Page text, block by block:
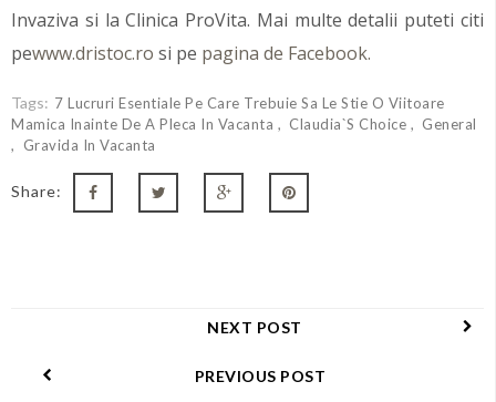
Invaziva si la Clinica ProVita. Mai multe detalii puteti citi
pewww.dristoc.ro si pe pagina de Facebook.
Tags: 7 Lucruri Esentiale Pe Care Trebuie Sa Le Stie O Viitoare
Mamica Inainte De A Pleca In Vacanta
Claudia`s Choice
General
Gravida In Vacanta
Share:
NEXT POST
PREVIOUS POST